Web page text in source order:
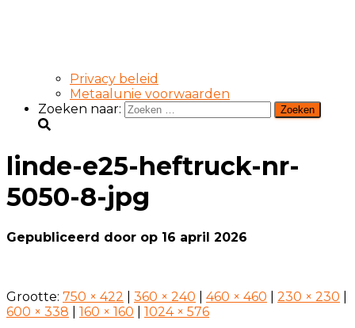
Privacy beleid
Metaalunie voorwaarden
Zoeken naar:
linde-e25-heftruck-nr-
5050-8-jpg
Gepubliceerd door op 16 april 2026
Grootte: 750 × 422 360 × 240 460 × 460 230 × 230
600 × 338
160 × 160 1024 × 576